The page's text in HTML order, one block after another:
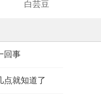
白芸豆
回事
点就知道了